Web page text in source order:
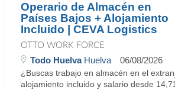
Operario de Almacén en
Países Bajos + Alojamiento
Incluido | CEVA Logistics
OTTO WORK FORCE
Todo HuelvaHuelva 06/08/2026
¿Buscas trabajo en almacén en el
alojamiento incluido y salario desde